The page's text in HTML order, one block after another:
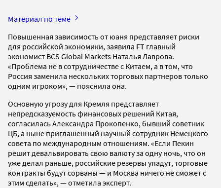
Материал по теме
Повышенная зависимость от юаня представляет риски
для российской экономики, заявила FT главный
экономист BCS Global Markets Наталья Лаврова.
«Проблема не в сотрудничестве с Китаем, а в том, что
Россия заменила нескольких торговых партнеров только
одним игроком», — пояснила она.
Основную угрозу для Кремля представляет
непредсказуемость финансовых решений Китая,
согласилась Александра Прокопенко, бывший советник
ЦБ, а ныне приглашенный научный сотрудник Немецкого
совета по международным отношениям. «Если Пекин
решит девальвировать свою валюту за одну ночь, что он
уже делал раньше, российские резервы упадут, торговые
контракты будут сорваны — и Москва ничего не сможет с
этим сделать», — отметила эксперт.